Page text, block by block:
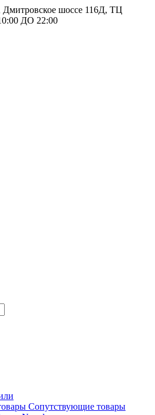
Дмитровское шоссе 116Д, ТЦ
ДО 22:00
Сопутствующие товары